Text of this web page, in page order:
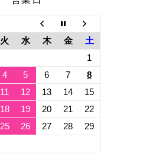
火 水 木 金
土
1
4 5 6 7
8
11 12 13 14
15
18 19 20 21
22
25 26 27 28
29